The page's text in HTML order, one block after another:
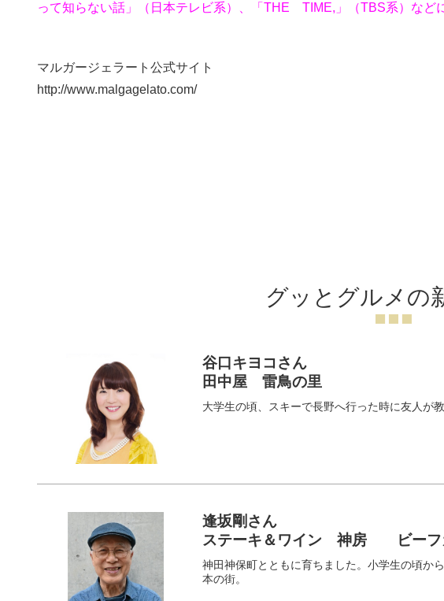
って知らない話」（日本テレビ系）、「THE TIME,」（TBS系）など
マルガージェラート公式サイト
http://www.malgagelato.com/
グッとグルメの
谷口キヨコさん
田中屋 雷鳥の里
大学生の頃、スキーで長野へ行った時に友人が
逢坂剛さん
ステーキ＆ワイン 神房 ビーフ
神田神保町とともに育ちました。小学生の頃か
本の街。